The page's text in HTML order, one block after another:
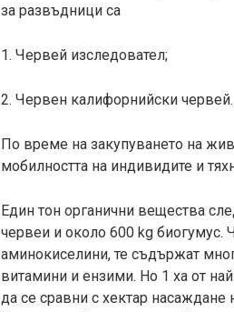
за развъдници са
1. Червей изследовател;
2. Червен калифорнийски червей.
По време на закупуването на
мобилността на индивидите и
Един тон органични вещества
червеи и около 600 kg
аминокиселини, те съдържат
витамини и ензими. Но 1 ха от
да се сравни с хектар